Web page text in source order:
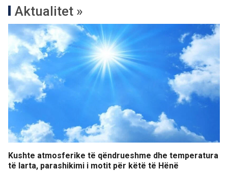
Aktualitet »
Kushte atmosferike të qëndrueshme dhe temperatura
të larta, parashikimi i motit për këtë të Hënë